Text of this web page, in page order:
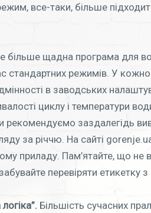
все-таки, більше
більше щадна програма для
стандартних режимів. У
в заводських
циклу і температури
рекомендуємо заздалегідь
за річчю. На сайті
приладу. Пам’ятайте, що не
перевіряти етикетку
Більшість сучасних